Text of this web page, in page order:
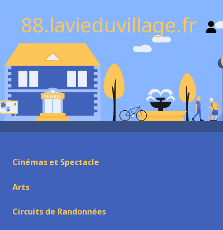
88.lavieduvillage.fr
Cinémas et Spectacle
Arts
Circuits de Randonnées